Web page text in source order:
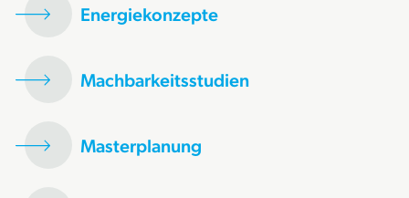
Energiekonzepte
Machbarkeitsstudien
Masterplanung